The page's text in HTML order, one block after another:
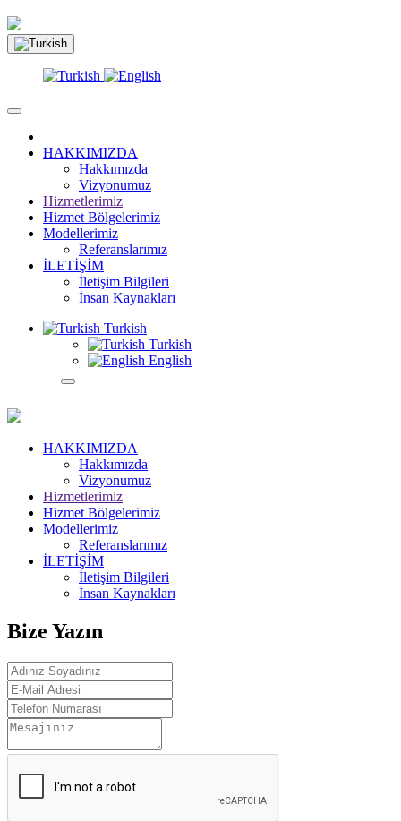
HAKKIMIZDA
Hakkımızda
Vizyonumuz
Hizmetlerimiz
Hizmet Bölgelerimiz
Modellerimiz
Referanslarımız
İLETİŞİM
İletişim Bilgileri
İnsan Kaynakları
Turkish
Turkish
English
HAKKIMIZDA
Hakkımızda
Vizyonumuz
Hizmetlerimiz
Hizmet Bölgelerimiz
Modellerimiz
Referanslarımız
İLETİŞİM
İletişim Bilgileri
İnsan Kaynakları
Bize Yazın